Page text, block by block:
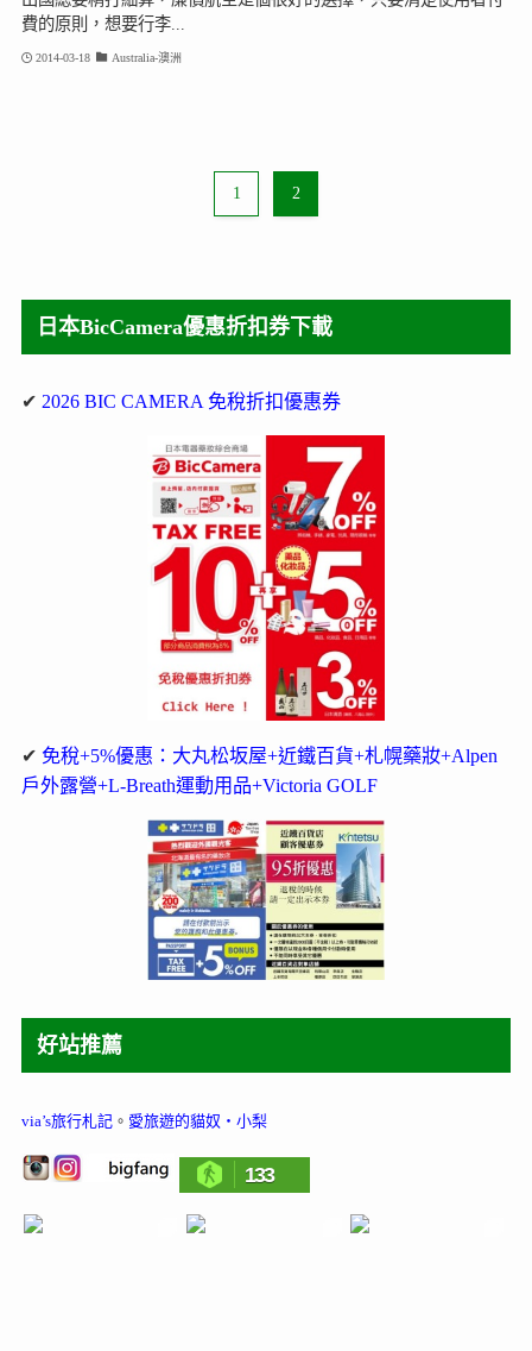
費的原則，想要行李...
2014-03-18 Australia-澳洲
1 2
日本BicCamera優惠折扣券下載
✔ 2026 BIC CAMERA 免稅折扣優惠券
✔ 免稅+5%優惠：大丸松坂屋+近鐵百貨+札幌藥妝+Alpen
戶外露營+L-Breath運動用品+Victoria GOLF
好站推薦
via’s旅行札記。 愛旅遊的貓奴‧小梨
133